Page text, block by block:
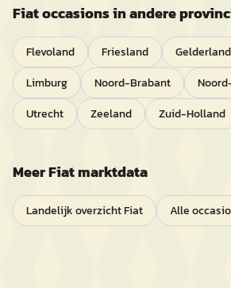
Fiatoccasions in andere
Flevoland Friesland Gelderland
Limburg
Noord-Brabant
Utrecht
Zeeland Zuid-Holland
MeerFiatmarktdata
Landelijk overzichtFiat Alle